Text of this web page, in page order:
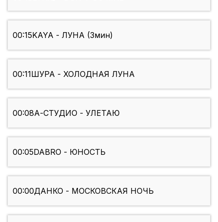
00:15KAYA - ЛУНА (3мин)
00:11ШУРА - ХОЛОДНАЯ ЛУНА
00:08А-СТУДИО - УЛЕТАЮ
00:05DABRO - ЮНОСТЬ
00:00ДАНКО - МОСКОВСКАЯ НОЧЬ